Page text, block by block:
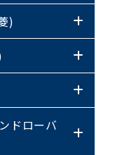
)
ドローバ